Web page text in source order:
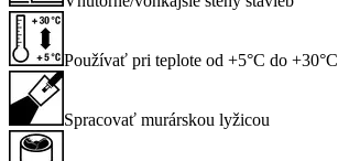
Používať pri teplote od +5°C do +30°C
Spracovať murárskou lyžicou